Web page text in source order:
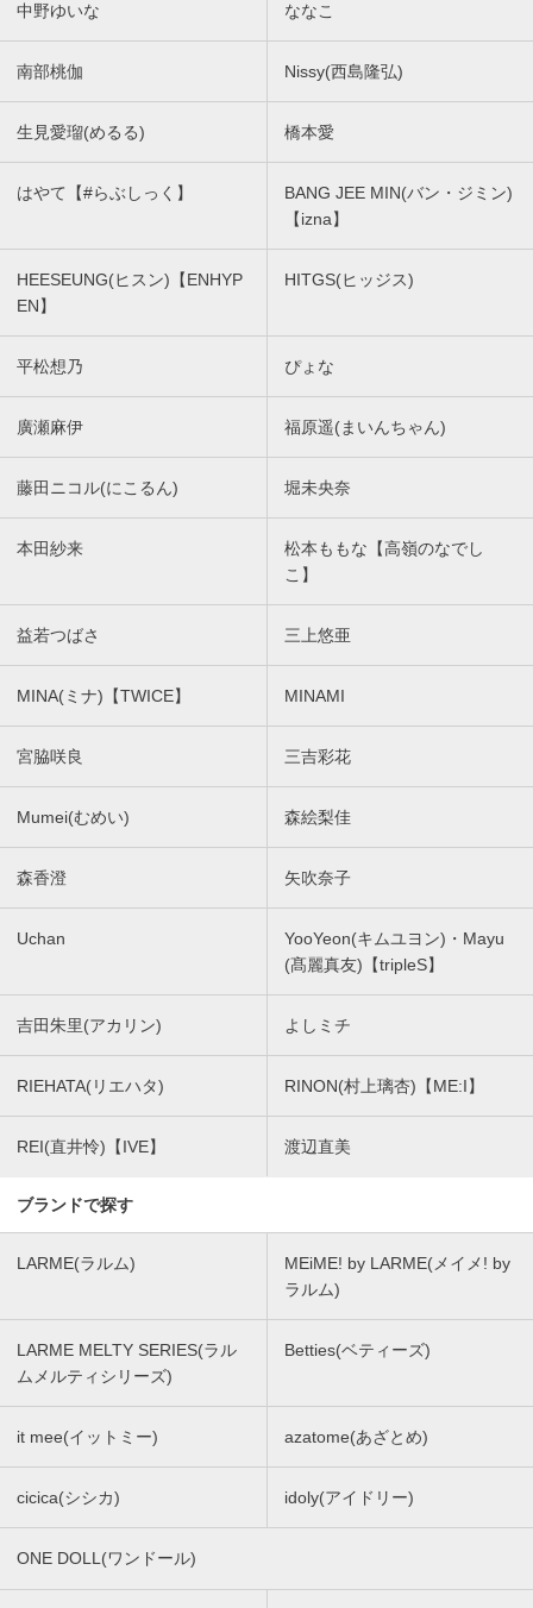
中野ゆいな ななこ
南部桃伽 Nissy(西島隆弘)
生見愛瑠(めるる) 橋本愛
はやて【#らぶしっく】
BANG JEE MIN(バン・ジミン)
【izna】
HEESEUNG(ヒスン)【ENHYP
EN】
HITGS(ヒッジス)
平松想乃 ぴょな
廣瀬麻伊 福原遥(まいんちゃん)
藤田ニコル(にこるん) 堀未央奈
本田紗来
松本ももな【高嶺のなでし
こ】
益若つばさ 三上悠亜
MINA(ミナ)【TWICE】 MINAMI
宮脇咲良 三吉彩花
Mumei(むめい) 森絵梨佳
森香澄 矢吹奈子
Uchan
YooYeon(キムユヨン)・Mayu
(髙麗真友)【tripleS】
吉田朱里(アカリン) よしミチ
RIEHATA(リエハタ) RINON(村上璃杏)【ME:I】
REI(直井怜)【IVE】 渡辺直美
ブランドで探す
LARME(ラルム)
MEiME! by LARME(メイメ! by
ラルム)
LARME MELTY SERIES(ラル
ムメルティシリーズ)
Betties(ベティーズ)
it mee(イットミー) azatome(あざとめ)
cicica(シシカ) idoly(アイドリー)
ONE DOLL(ワンドール)